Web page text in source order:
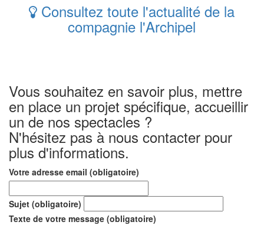
Consultez toute l'actualité de la
compagnie l'Archipel
Vous souhaitez en savoir plus, mettre
en place un projet spécifique, accueillir
un de nos spectacles ?
N'hésitez pas à nous contacter pour
plus d'informations.
Votre adresse email (obligatoire)
Sujet (obligatoire)
Texte de votre message (obligatoire)